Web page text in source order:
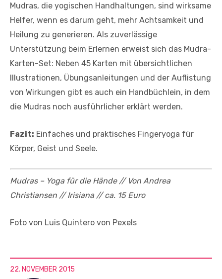
Mudras, die yogischen Handhaltungen, sind wirksame
Helfer, wenn es darum geht, mehr Achtsamkeit und
Heilung zu generieren. Als zuverlässige
Unterstützung beim Erlernen erweist sich das Mudra-
Karten-Set: Neben 45 Karten mit übersichtlichen
Illustrationen, Übungsanleitungen und der Auflistung
von Wirkungen gibt es auch ein Handbüchlein, in dem
die Mudras noch ausführlicher erklärt werden.
Fazit: Einfaches und praktisches Fingeryoga für
Körper, Geist und Seele.
Mudras – Yoga für die Hände // Von Andrea
Christiansen // Irisiana // ca. 15 Euro
Foto von Luis Quintero von Pexels
22. NOVEMBER 2015